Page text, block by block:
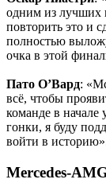
одним из лучших
повторить это и
полностью
очка в этой
Пато О’Вард:
всё, чтобы
команде в начале
гонки, я буду
войти в
Mercedes-